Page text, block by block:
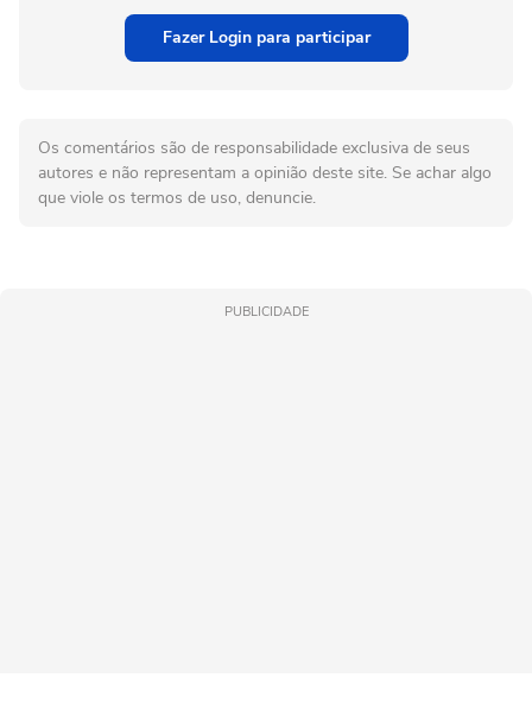
Fazer Login para participar
Os comentários são de responsabilidade exclusiva de seus
autores e não representam a opinião deste site. Se achar algo
que viole os termos de uso, denuncie.
PUBLICIDADE